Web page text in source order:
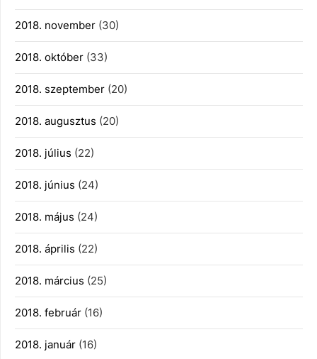
2018. november (30)
2018. október (33)
2018. szeptember (20)
2018. augusztus (20)
2018. július (22)
2018. június (24)
2018. május (24)
2018. április (22)
2018. március (25)
2018. február (16)
2018. január (16)